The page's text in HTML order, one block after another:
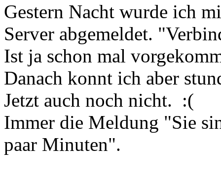
Gestern Nacht wurde ich
Server abgemeldet.
Ist ja schon mal
Danach konnt ich aber
Jetzt auch noch nicht. :(
Immer die Meldung "Sie
paar Minuten".